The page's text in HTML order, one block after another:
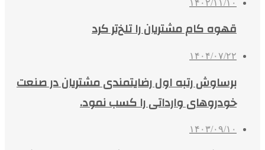
۱۴۰۲/۱۱/۱۰
قهوه کام مشتریان را تلخ‌تر کرد
۱۴۰۴/۰۷/۲۲
برساوش رتبه اول رضایتمندی مشتریان در صنعت
خودروهای وارداتی را کسب نمود.
۱۴۰۳/۰۹/۱۰